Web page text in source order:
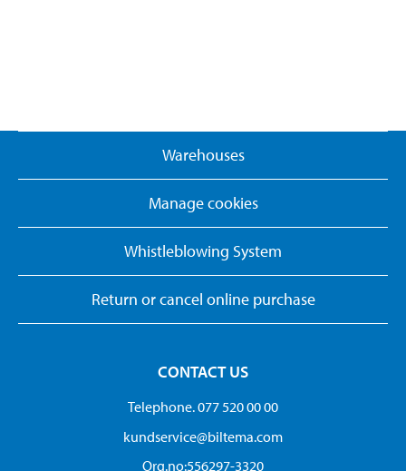
Warehouses
Manage cookies
Whistleblowing System
Return or cancel online purchase
CONTACT US
Telephone. 077 520 00 00
kundservice@biltema.com
Org.no:556297-3320